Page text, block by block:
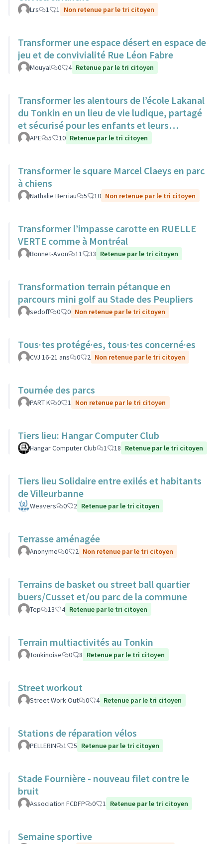
Lrs 1 1 Non retenue par le tri citoyen
Transformer une espace désert en espace de
jeu et de convivialité Rue Léon Fabre
Mouyal 0 4 Retenue par le tri citoyen
Transformer les alentours de l’école Lakanal
du Tonkin en un lieu de vie ludique, partagé
et sécurisé pour les enfants et leurs
familles.
APE 5 10 Retenue par le tri citoyen
Transformer le square Marcel Claeys en parc
à chiens
Nathalie Berriau 5 10 Non retenue par le tri citoyen
Transformer l’impasse carotte en RUELLE
VERTE comme à Montréal
Bonnet-Avon 11 33 Retenue par le tri citoyen
Transformation terrain pétanque en
parcours mini golf au Stade des Peupliers
sedoff 0 0 Non retenue par le tri citoyen
Tous·tes protégé·es, tous·tes concerné·es
CVJ 16-21 ans 0 2 Non retenue par le tri citoyen
Tournée des parcs
PART K 0 1 Non retenue par le tri citoyen
Tiers lieu: Hangar Computer Club
Hangar Computer Club 1 18 Retenue par le tri citoyen
Tiers lieu Solidaire entre exilés et habitants
de Villeurbanne
Weavers 0 2 Retenue par le tri citoyen
Terrasse aménagée
Anonyme 0 2 Non retenue par le tri citoyen
Terrains de basket ou street ball quartier
buers/Cusset et/ou parc de la commune
Tep 13 4 Retenue par le tri citoyen
Terrain multiactivités au Tonkin
Tonkinoise 0 8 Retenue par le tri citoyen
Street workout
Street Work Out 0 4 Retenue par le tri citoyen
Stations de réparation vélos
PELLERIN 1 5 Retenue par le tri citoyen
Stade Fournière - nouveau filet contre le
bruit
Association FCDFP 0 1 Retenue par le tri citoyen
Semaine sportive